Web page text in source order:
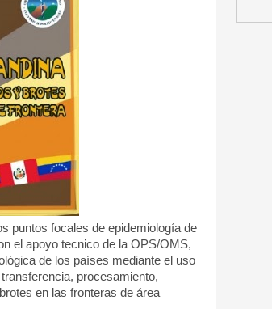
puntos focales de epidemiología de
el apoyo tecnico de la OPS/OMS,
de los países mediante el uso
procesamiento,
en las fronteras de área